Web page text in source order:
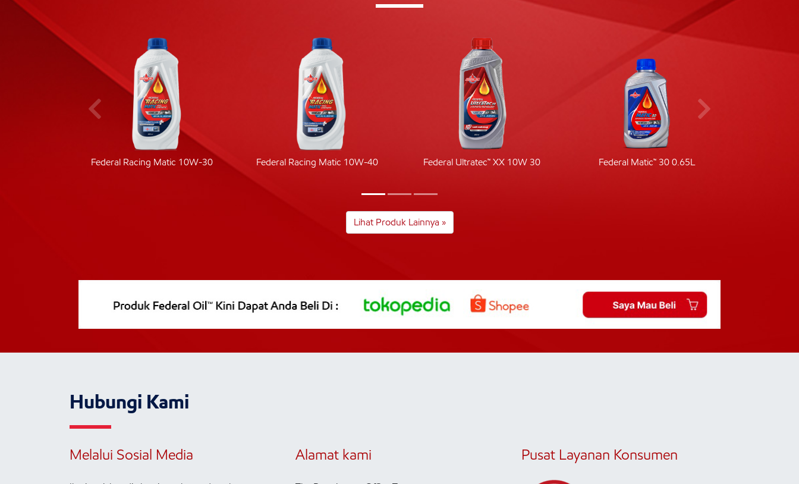
Federal Racing Matic 10W-30 Federal Racing Matic 10W-40 Federal Ultratec™ XX 10W 30 Federal Matic™ 30 0.65L
Lihat Produk Lainnya »
Hubungi Kami
Melalui Sosial Media Alamat kami Pusat Layanan Konsumen